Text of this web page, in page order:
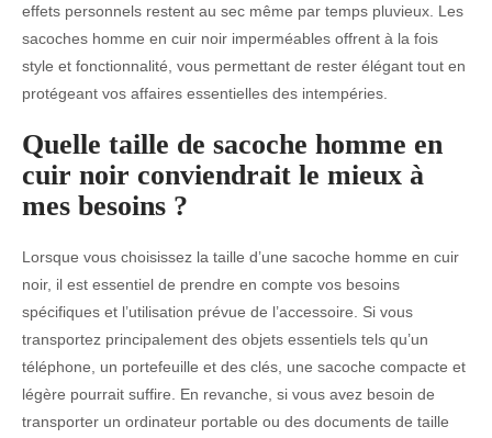
effets personnels restent au sec même par temps pluvieux. Les
sacoches homme en cuir noir imperméables offrent à la fois
style et fonctionnalité, vous permettant de rester élégant tout en
protégeant vos affaires essentielles des intempéries.
Quelle taille de sacoche homme en
cuir noir conviendrait le mieux à
mes besoins ?
Lorsque vous choisissez la taille d’une sacoche homme en cuir
noir, il est essentiel de prendre en compte vos besoins
spécifiques et l’utilisation prévue de l’accessoire. Si vous
transportez principalement des objets essentiels tels qu’un
téléphone, un portefeuille et des clés, une sacoche compacte et
légère pourrait suffire. En revanche, si vous avez besoin de
transporter un ordinateur portable ou des documents de taille